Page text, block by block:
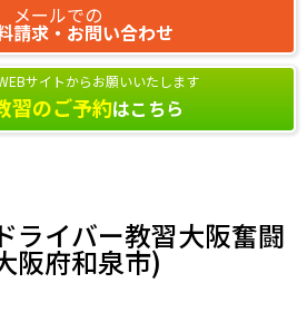
メールでの
請求・お問い合わせ
サイトからお願いいたします
習のご予約はこちら
ライバー教習大阪奮闘
阪府和泉市)